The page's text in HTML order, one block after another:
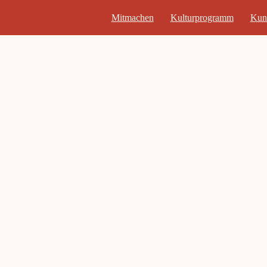
Mitmachen Kulturprogramm